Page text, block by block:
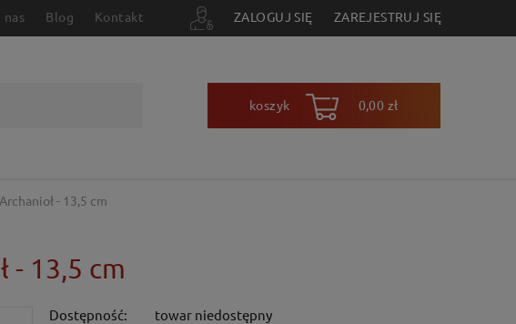
nas Blog Kontakt ZALOGUJ SIĘ ZAREJESTRUJ SIĘ
koszyk 0,00 zł
- 13,5 cm
- 13,5 cm
Dostępność: towar niedostępny